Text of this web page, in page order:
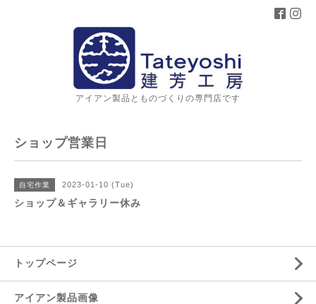
アイアン製品とものづくりの専門店です
ショップ営業日
自宅作業 2023-01-10 (Tue)
ショップ＆ギャラリー休み
トップページ
アイアン製品画像